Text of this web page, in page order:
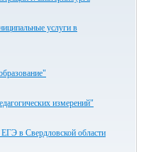
услуги в
измерений"
в Свердловской области